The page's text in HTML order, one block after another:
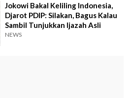
Jokowi Bakal Keliling Indonesia,
Djarot PDIP: Silakan, Bagus Kalau
Sambil Tunjukkan Ijazah Asli
NEWS